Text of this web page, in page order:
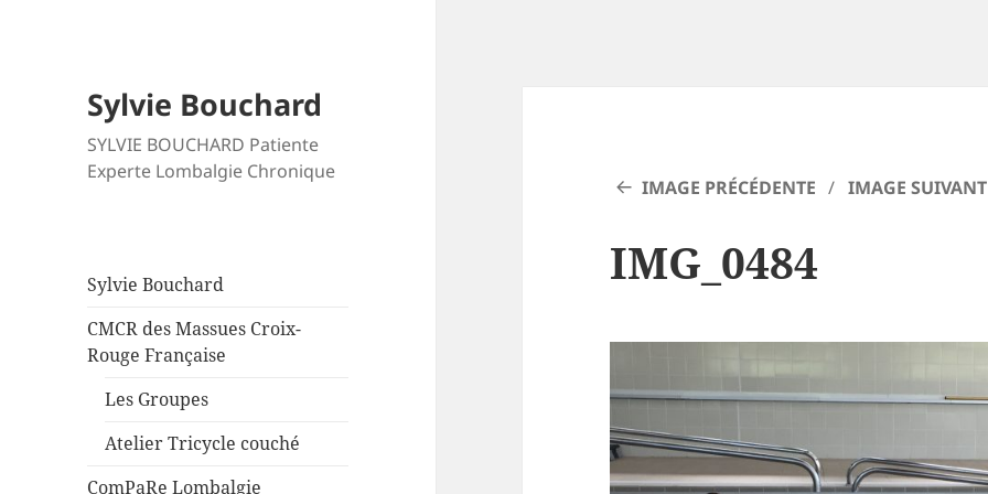
Sylvie Bouchard
SYLVIE BOUCHARD Patiente
Experte Lombalgie Chronique
Sylvie Bouchard
CMCR des Massues Croix-
Rouge Française
Les Groupes
Atelier Tricycle couché
ComPaRe Lombalgie
IMAGE PRÉCÉDENTE IMAGE
IMG_0484